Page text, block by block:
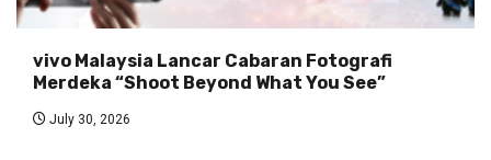
vivo Malaysia Lancar Cabaran Fotografi
Merdeka “Shoot Beyond What You See”
July 30, 2026